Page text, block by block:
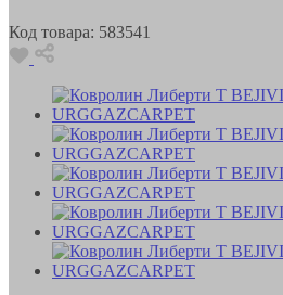
Код товара: 583541